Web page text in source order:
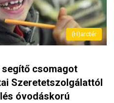
(H)arctér
csomagot
Szeretetszolgálattól
óvodáskorú